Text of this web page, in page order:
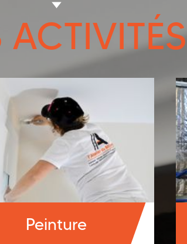
ACTIVITÉS
Peinture